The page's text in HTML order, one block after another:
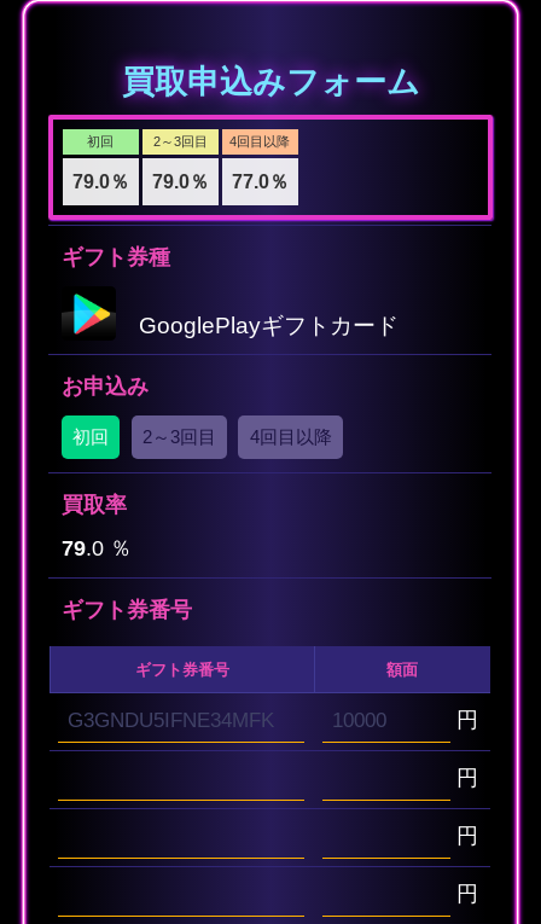
買取申込みフォーム
初回 2～3回目 4回目以降
79.0％ 79.0％ 77.0％
ギフト券種
GooglePlayギフトカード
お申込み
初回 2～3回目 4回目以降
買取率
79.0 ％
ギフト券番号
ギフト券番号 額面
円
円
円
円